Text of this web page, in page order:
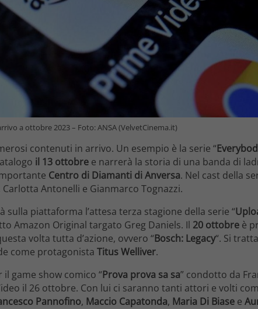
a ottobre 2023 – Foto: ANSA (VelvetCinema.it)
contenuti in arrivo. Un esempio è la serie “
il 13 ottobre e narrerà la storia di una banda di
Centro di Diamanti di Anversa. Nel cast della
Antonelli e Gianmarco Tognazzi.
sulla piattaforma l’attesa terza stagione della serie “
Amazon Original targato Greg Daniels. Il 20 ottobre è
volta tutta d’azione, ovvero “Bosch: Legacy“. Si
come protagonista Titus Welliver.
game show comico “Prova prova sa sa” condotto da
il 26 ottobre. Con lui ci saranno tanti attori e volti
Pannofino, Maccio Capatonda, Maria Di Biase e